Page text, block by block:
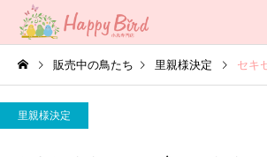
販売中の鳥たち 里親様決定 セキセ
里親様決定